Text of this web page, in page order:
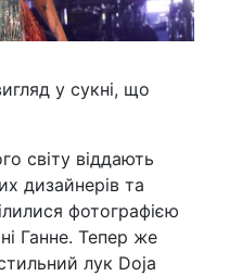
у сукні, що
світу віддають
дизайнерів та
фотографією
Ганне. Тепер же
лук Doja